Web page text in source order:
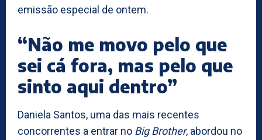
emissão especial de ontem.
“Não me movo pelo que
sei cá fora, mas pelo que
sinto aqui dentro”
Daniela Santos, uma das mais recentes
concorrentes a entrar no Big Brother, abordou no